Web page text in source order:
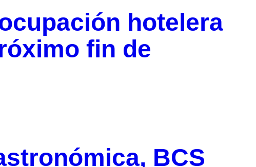
hotelera
fin de
BCS